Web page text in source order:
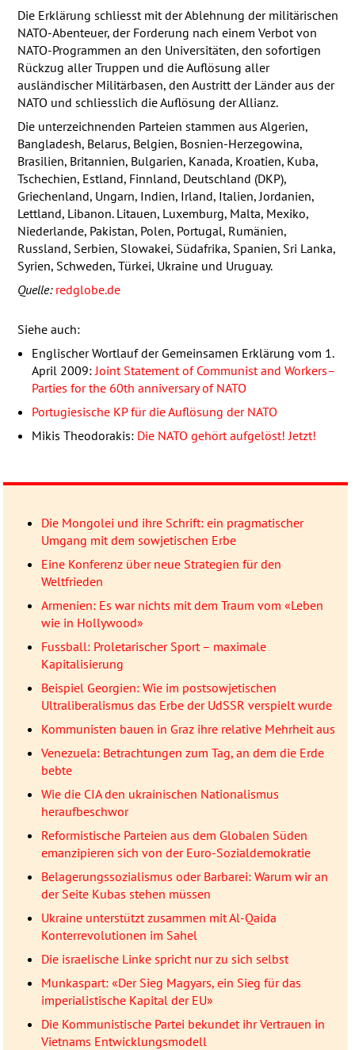
Die Erklärung schliesst mit der Ablehnung der militärischen
NATO-Abenteuer, der Forderung nach einem Verbot von
NATO-Programmen an den Universitäten, den sofortigen
Rückzug aller Truppen und die Auflösung aller
ausländischer Militärbasen, den Austritt der Länder aus der
NATO und schliesslich die Auflösung der Allianz.
Die unterzeichnenden Parteien stammen aus Algerien,
Bangladesh, Belarus, Belgien, Bosnien-Herzegowina,
Brasilien, Britannien, Bulgarien, Kanada, Kroatien, Kuba,
Tschechien, Estland, Finnland, Deutschland (DKP),
Griechenland, Ungarn, Indien, Irland, Italien, Jordanien,
Lettland, Libanon. Litauen, Luxemburg, Malta, Mexiko,
Niederlande, Pakistan, Polen, Portugal, Rumänien,
Russland, Serbien, Slowakei, Südafrika, Spanien, Sri Lanka,
Syrien, Schweden, Türkei, Ukraine und Uruguay.
Quelle: redglobe.de
Siehe auch:
Englischer Wortlauf der Gemeinsamen Erklärung vom 1.
April 2009: Joint Statement of Communist and Workers–
Parties for the 60th anniversary of NATO
Portugiesische KP für die Auflösung der NATO
Mikis Theodorakis: Die NATO gehört aufgelöst! Jetzt!
Die Mongolei und ihre Schrift: ein pragmatischer
Umgang mit dem sowjetischen Erbe
Eine Konferenz über neue Strategien für den
Weltfrieden
Armenien: Es war nichts mit dem Traum vom «Leben
wie in Hollywood»
Fussball: Proletarischer Sport – maximale
Kapitalisierung
Beispiel Georgien: Wie im postsowjetischen
Ultraliberalismus das Erbe der UdSSR verspielt wurde
Kommunisten bauen in Graz ihre relative Mehrheit aus
Venezuela: Betrachtungen zum Tag, an dem die Erde
bebte
Wie die CIA den ukrainischen Nationalismus
heraufbeschwor
Reformistische Parteien aus dem Globalen Süden
emanzipieren sich von der Euro-Sozialdemokratie
Belagerungssozialismus oder Barbarei: Warum wir an
der Seite Kubas stehen müssen
Ukraine unterstützt zusammen mit Al-Qaida
Konterrevolutionen im Sahel
Die israelische Linke spricht nur zu sich selbst
Munkaspart: «Der Sieg Magyars, ein Sieg für das
imperialistische Kapital der EU»
Die Kommunistische Partei bekundet ihr Vertrauen in
Vietnams Entwicklungsmodell